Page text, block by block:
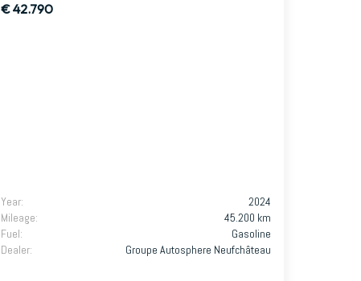
€ 42.790
Year:
2024
Mileage:
45.200 km
Fuel:
Gasoline
Dealer: Groupe Autosphere Neufchâteau